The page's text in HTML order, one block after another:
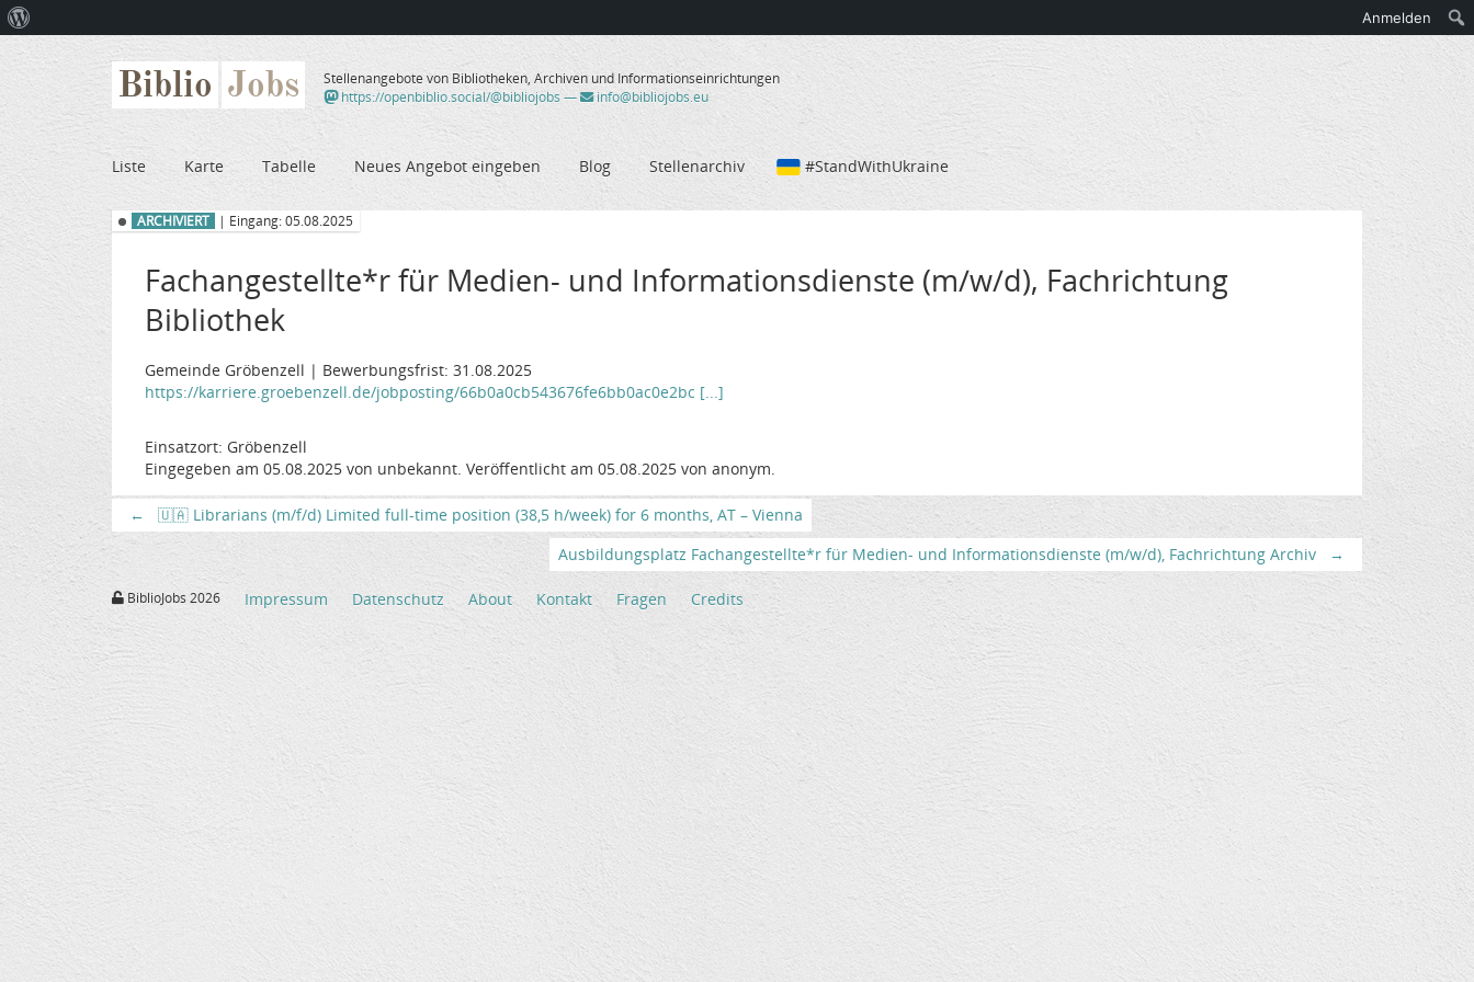
Biblio Jobs
Stellenangebote von Bibliotheken, Archiven und Informationseinrichtungen
https://openbiblio.social/@bibliojobs — info@bibliojobs.eu
Liste Karte Tabelle Neues Angebot eingeben Blog Stellenarchiv #StandWithUkraine
ARCHIVIERT | Eingang: 05.08.2025
Fachangestellte*r für Medien- und Informationsdienste (m/w/d), Fachrichtung
Bibliothek
Gemeinde Gröbenzell | Bewerbungsfrist: 31.08.2025
https://karriere.groebenzell.de/jobposting/66b0a0cb543676fe6bb0ac0e2bc [...]
Einsatzort: Gröbenzell
Eingegeben am 05.08.2025 von unbekannt. Veröffentlicht am 05.08.2025 von anonym.
←
🇺🇦 Librarians (m/f/d) Limited full-time position (38,5 h/week) for 6 months, AT – Vienna
Ausbildungsplatz Fachangestellte*r für Medien- und Informationsdienste (m/w/d), Fachrichtung Archiv
→
BiblioJobs 2026 Impressum Datenschutz About Kontakt Fragen Credits
WordPress
Anmelden